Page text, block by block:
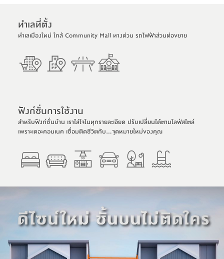
ทําเลท่ีตั้ง
ทำเลเมืองใหม่ ใกล้ Community Mall ทางด่วน รถไฟฟ้าส่วนต่อขยาย
ฟังก์ชั่นการใช้งาน
สำหรับฟังก์ชั่นบ้าน เราใส่ใจในทุกรายละเอียด ปรับเปลี่ยนได้ตามไลฟ์สไตล์
เพราะเดอะคอนเนค เชื่อมติดชีวิตกับ…จุดหมายใหม่ของคุณ